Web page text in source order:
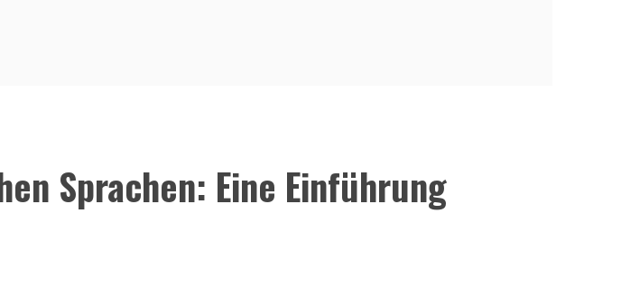
Sprachen: Eine Einführung